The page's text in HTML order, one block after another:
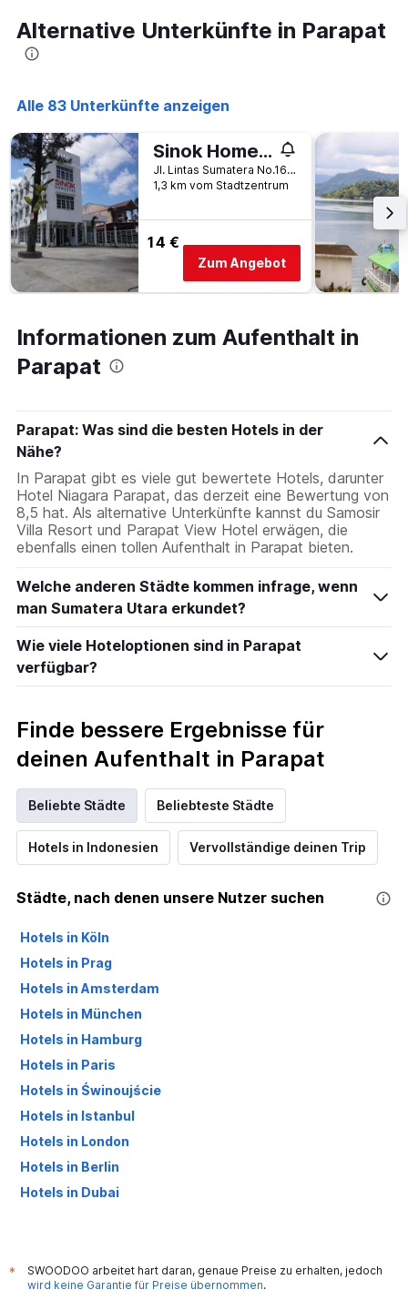
Wochenende
anzeigt,
der
letzten
Tagen
gefunden
wurde.
Alternative Unterkünfte in Parapat
Alle 83 Unterkünfte anzeigen
Sinok Homestay Parapat
Jl. Lintas Sumatera No.162-147, Parapat, Indonesien
1,3 km vom Stadtzentrum
14 €
Zum Angebot
Informationen zum Aufenthalt in
Parapat
Parapat: Was sind die besten Hotels in der
Nähe?
In Parapat gibt es viele gut bewertete Hotels, darunter
Hotel Niagara Parapat, das derzeit eine Bewertung von
8,5 hat. Als alternative Unterkünfte kannst du Samosir
Villa Resort und Parapat View Hotel erwägen, die
ebenfalls einen tollen Aufenthalt in Parapat bieten.
Welche anderen Städte kommen infrage, wenn
man Sumatera Utara erkundet?
Wie viele Hoteloptionen sind in Parapat
verfügbar?
Finde bessere Ergebnisse für
deinen Aufenthalt in Parapat
Beliebte Städte Beliebteste Städte
Hotels in Indonesien Vervollständige deinen Trip
Städte, nach denen unsere Nutzer suchen
Hotels in Köln
Hotels in Prag
Hotels in Amsterdam
Hotels in München
Hotels in Hamburg
Hotels in Paris
Hotels in Świnoujście
Hotels in Istanbul
Hotels in London
Hotels in Berlin
Hotels in Dubai
*
SWOODOO arbeitet hart daran, genaue Preise zu erhalten, jedoch
wird keine Garantie für Preise übernommen.